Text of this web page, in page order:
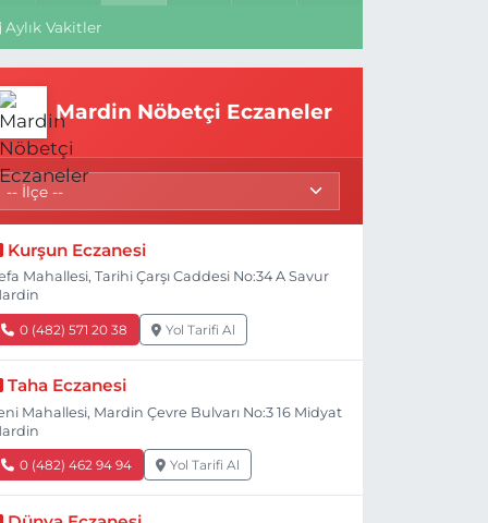
Aylık Vakitler
Mardin Nöbetçi Eczaneler
Kurşun Eczanesi
Mahallesi, Tarihi Çarşı Caddesi No:34 A Savur
0 (482) 571 20 38 Yol Tarifi Al
Taha Eczanesi
Mahallesi, Mardin Çevre Bulvarı No:3 16 Midyat
0 (482) 462 94 94 Yol Tarifi Al